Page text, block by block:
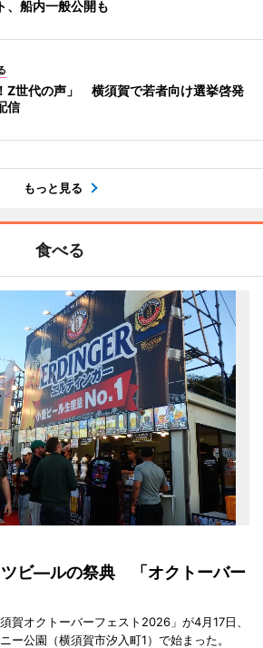
、船内一般公開も
Z世代の声」 横須賀で若者向け選挙啓発
信
もっと見る
食べる
ツビ―ルの祭典 「オクトーバー
賀オクトーバーフェスト2026」が4月17日、
ー公園（横須賀市汐入町1）で始まった。